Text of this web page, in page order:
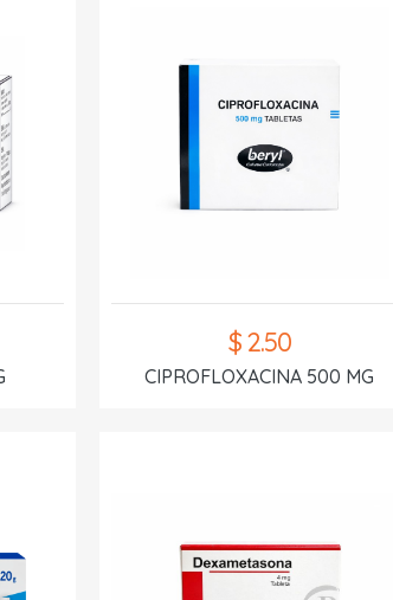
$ 2.50
CIPROFLOXACINA 500 MG